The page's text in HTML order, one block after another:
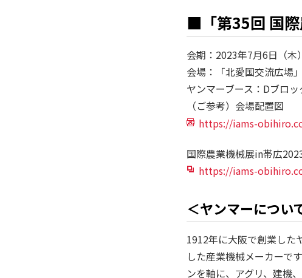
■「第35回 国
会期：2023年7月6日（木
会場：「北愛国交流広場
ヤンマーブース：Dブロッ
（ご参考）会場配置図
https://iams-
国際農業機械展in帯広
https://iams-
＜ヤンマーについ
1912年に大阪で創業した
した産業機械メーカーで
ンを軸に、アグリ、建機